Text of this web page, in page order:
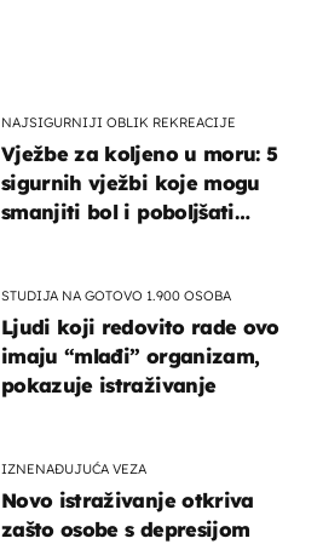
NAJSIGURNIJI OBLIK REKREACIJE
Vježbe za koljeno u moru: 5
sigurnih vježbi koje mogu
smanjiti bol i poboljšati
STUDIJA NA GOTOVO 1.900 OSOBA
Ljudi koji redovito rade ovo
imaju “mlađi” organizam,
pokazuje istraživanje
IZNENAĐUJUĆA VEZA
Novo istraživanje otkriva
zašto osobe s depresijom